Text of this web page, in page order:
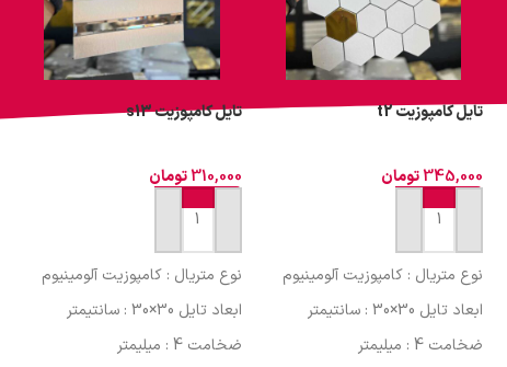
تایل کامپوزیت t2
345,000تومان
افزودن به سبد خرید
نوع متریال : کامپوزیت آلومینیوم
ابعاد تایل 30×30 : سانتیمتر
ضخامت 4 : میلیمتر
تایل کامپوزیت s13
310,000تومان
افزودن به سبد خرید
نوع متریال : کامپوزیت آلومینیوم
ابعاد تایل 30×30 : سانتیمتر
ضخامت 4 : میلیمتر